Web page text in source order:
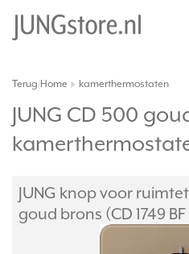
Terug Home kamerthermostaten
JUNG CD 500
JUNG knop voor
goud brons (CD 1749 BF